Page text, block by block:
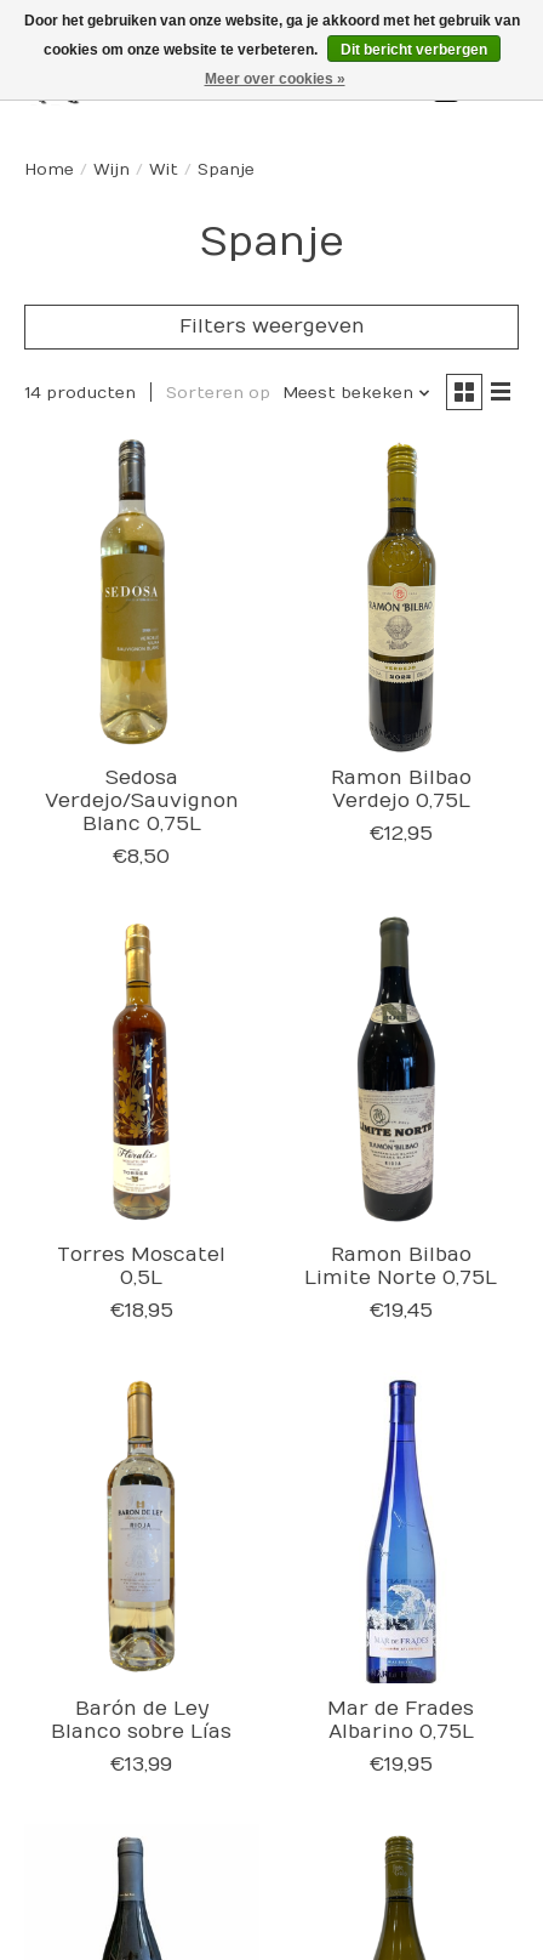
Home / Wijn / Wit / Spanje
Spanje
Filters weergeven
14 producten Sorteren op Meest bekeken
Sedosa
Verdejo/Sauvignon
Blanc 0,75L
€8,50
Ramon Bilbao
Verdejo 0,75L
€12,95
Torres Moscatel
0,5L
€18,95
Ramon Bilbao
Limite Norte 0,75L
€19,45
Barón de Ley
Blanco sobre Lías
€13,99
Mar de Frades
Albarino 0,75L
€19,95
Door het gebruiken van onze website, ga je akkoord met het gebruik van
cookies om onze website te verbeteren.
Dit bericht verbergen
Meer over cookies »